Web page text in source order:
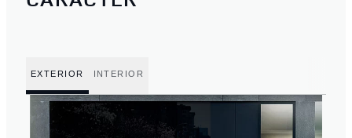
EXTERIOR INTERIOR